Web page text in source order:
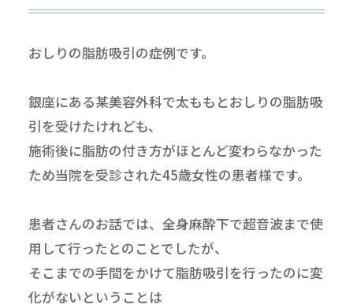
おしりの脂肪吸引の症例です。
銀座にある某美容外科で太ももとおしりの脂肪吸
引を受けたけれども、
施術後に脂肪の付き方がほとんど変わらなかった
ため当院を受診された45歳女性の患者様です。
患者さんのお話では、全身麻酔下で超音波まで使
用して行ったとのことでしたが、
そこまでの手間をかけて脂肪吸引を行ったのに変
化がないということは